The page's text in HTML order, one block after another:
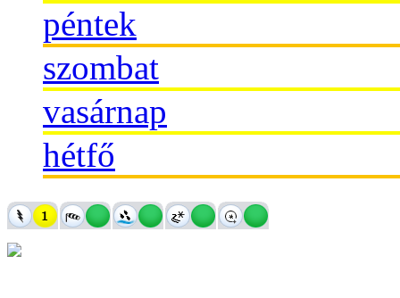
péntek
szombat
vasárnap
hétfő